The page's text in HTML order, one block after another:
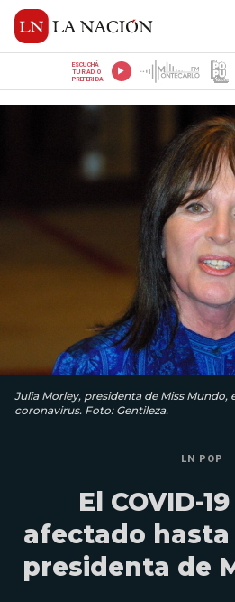
ESCUCHÁ
TU RADIO
PREFERIDA
Julia Morley, presidenta de Miss Mundo,
coronavirus. Foto: Gentileza.
LN POP
El COVID-
afectado
presidenta de